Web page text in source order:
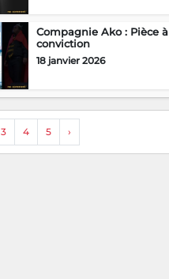
Compagnie Ako : Pièce à
conviction
18 janvier 2026
3 4 5 ›